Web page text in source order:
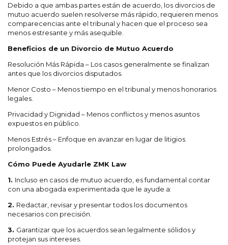
Debido a que ambas partes están de acuerdo, los divorcios de
mutuo acuerdo suelen resolverse más rápido, requieren menos
comparecencias ante el tribunal y hacen que el proceso sea
menos estresante y más asequible.
Beneficios de un Divorcio de Mutuo Acuerdo
Resolución Más Rápida – Los casos generalmente se finalizan
antes que los divorcios disputados.
Menor Costo – Menos tiempo en el tribunal y menos honorarios
legales.
Privacidad y Dignidad – Menos conflictos y menos asuntos
expuestos en público.
Menos Estrés – Enfoque en avanzar en lugar de litigios
prolongados.
Cómo Puede Ayudarle ZMK Law
1. Incluso en casos de mutuo acuerdo, es fundamental contar
con una abogada experimentada que le ayude a:
2. Redactar, revisar y presentar todos los documentos
necesarios con precisión.
3. Garantizar que los acuerdos sean legalmente sólidos y
protejan sus intereses.